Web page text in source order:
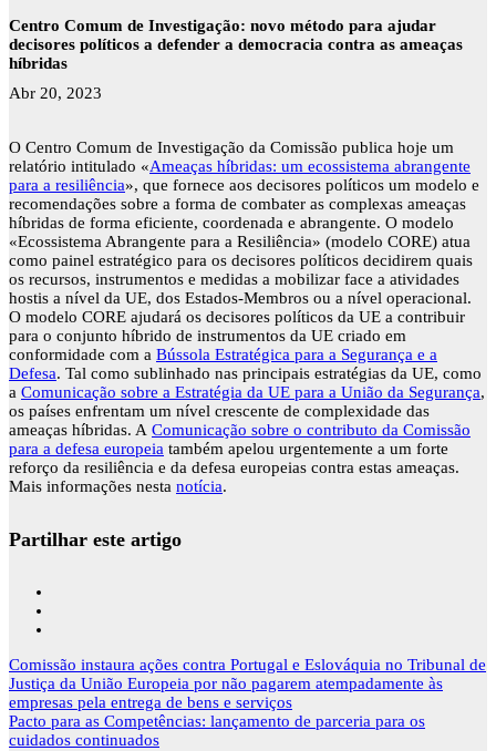
Centro Comum de Investigação: novo método para ajudar
decisores políticos a defender a democracia contra as ameaças
híbridas
Abr 20, 2023
O Centro Comum de Investigação da Comissão publica hoje um
relatório intitulado «Ameaças híbridas: um ecossistema abrangente
para a resiliência», que fornece aos decisores políticos um modelo e
recomendações sobre a forma de combater as complexas ameaças
híbridas de forma eficiente, coordenada e abrangente. O modelo
«Ecossistema Abrangente para a Resiliência» (modelo CORE) atua
como painel estratégico para os decisores políticos decidirem quais
os recursos, instrumentos e medidas a mobilizar face a atividades
hostis a nível da UE, dos Estados-Membros ou a nível operacional.
O modelo CORE ajudará os decisores políticos da UE a contribuir
para o conjunto híbrido de instrumentos da UE criado em
conformidade com a Bússola Estratégica para a Segurança e a
Defesa. Tal como sublinhado nas principais estratégias da UE, como
a Comunicação sobre a Estratégia da UE para a União da Segurança,
os países enfrentam um nível crescente de complexidade das
ameaças híbridas. A Comunicação sobre o contributo da Comissão
para a defesa europeia também apelou urgentemente a um forte
reforço da resiliência e da defesa europeias contra estas ameaças.
Mais informações nesta notícia.
Partilhar este artigo
Navegação
de
artigos
Comissão instaura ações contra Portugal e Eslováquia no Tribunal de
Justiça da União Europeia por não pagarem atempadamente às
empresas pela entrega de bens e serviços
Pacto para as Competências: lançamento de parceria para os
cuidados continuados